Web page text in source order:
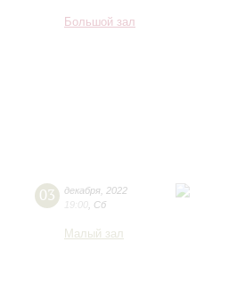
Большой зал
03 декабря 2022
19:00 Сб
Малый зал